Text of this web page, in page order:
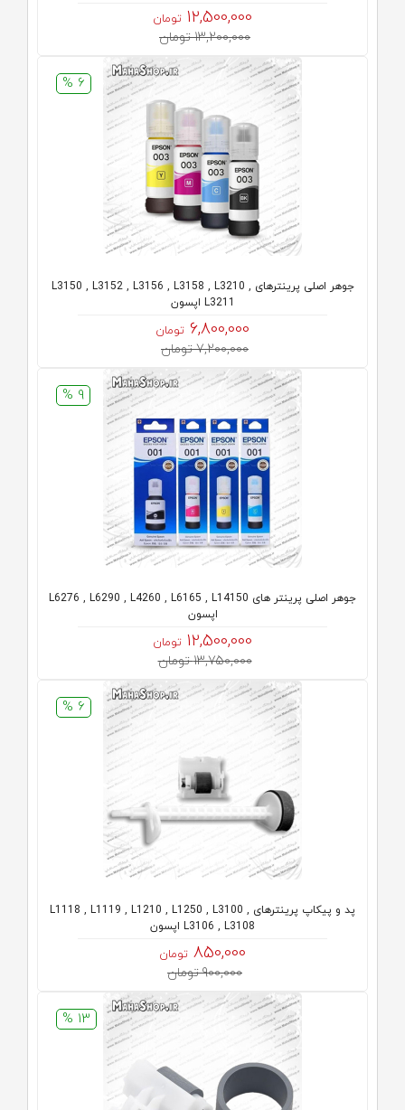
12,500,000 تومان
13,200,000 تومان
6 %
جوهر اصلی پرینترهای L3150 , L3152 , L3156 , L3158 , L3210 ,
L3211 اپسون
6,800,000 تومان
7,200,000 تومان
9 %
جوهر اصلی پرینتر های L6276 , L6290 , L4260 , L6165 , L14150
اپسون
12,500,000 تومان
13,750,000 تومان
6 %
پد و پیکاپ پرینترهای L1118 , L1119 , L1210 , L1250 , L3100 ,
L3106 , L3108 اپسون
850,000 تومان
900,000 تومان
13 %